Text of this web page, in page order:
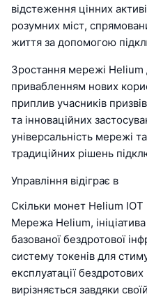
відстеження цінних
розумних міст,
життя за допомогою
Зростання мережі Helium
привабленням нових
приплив учасників
та інноваційних
універсальність мережі
традиційних рішень
Управління відіграє в
Скільки монет Helium IOT
Мережа Helium,
базованої бездротової
систему токенів для
експлуатації
вирізняється завдяки